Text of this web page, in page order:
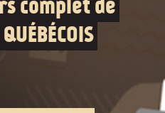
complet de